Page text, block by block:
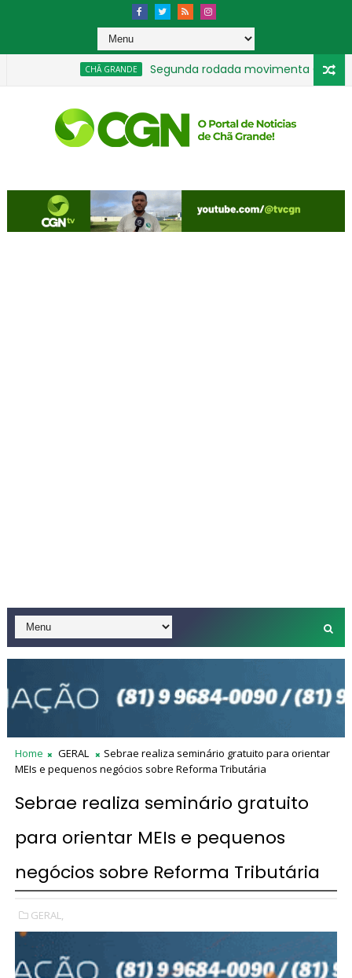
CHÃ GRANDE Segunda rodada movimenta Chã-
Home GERAL
Sebrae realiza seminário gratuito para orientar
MEIs e pequenos negócios sobre Reforma Tributária
Sebrae realiza seminário gratuito
para orientar MEIs e pequenos
negócios sobre Reforma Tributária
GERAL,